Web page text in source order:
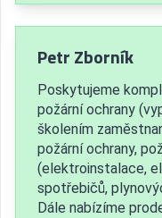
Petr Zborník
Poskytujeme
požární ochrany
školením
požární ochrany,
(elektroinstalace,
spotřebičů,
Dále nabízíme